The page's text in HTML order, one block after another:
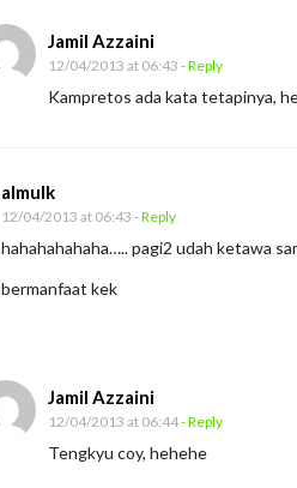
Jamil Azzaini
12/04/2013 at 06:43 - Reply
Kampretos ada kata tetapinya,
almulk
12/04/2013 at 06:43 - Reply
hahahahahaha….. pagi2 udah ketawa
bermanfaat kek
Jamil Azzaini
12/04/2013 at 06:44- Reply
Tengkyu coy, hehehe